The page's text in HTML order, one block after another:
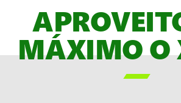
XBOX
GameMÁXIMO O
